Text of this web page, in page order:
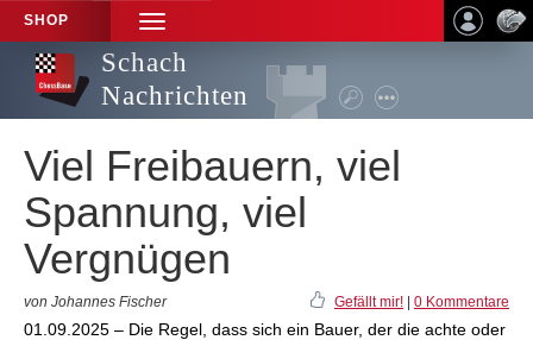
SHOP
TOGGLE
NAVIGATION
Schach
Nachrichten
Viel Freibauern, viel
Spannung, viel
Vergnügen
von Johannes Fischer Gefällt mir! 0 Kommentare
01.09.2025 – Die Regel, dass sich ein Bauer, der die achte oder